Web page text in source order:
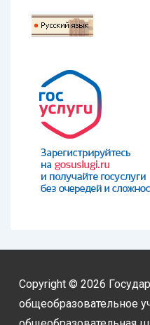
Copyright © 2026
общеобразовательное